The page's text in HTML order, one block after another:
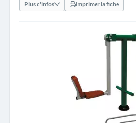
Plus d'infos Imprimer la fiche